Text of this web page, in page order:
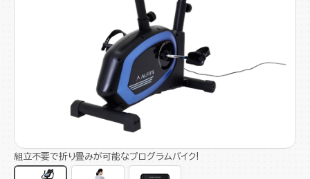
組立不要で折り畳みが可能なプログラムバイク!